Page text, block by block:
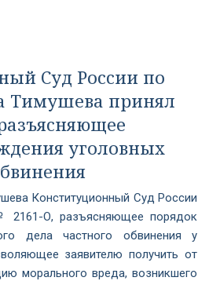
Суд России по
Тимушева принял
уголовных
Конституционный Суд России
2161-О, разъясняющее порядок
дела частного обвинения у
заявителю получить от
морального вреда, возникшего